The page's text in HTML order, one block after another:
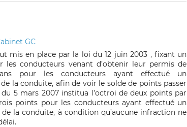
GC
mis en place par la loi du 12 juin 2003 , fixant un
les conducteurs venant d’obtenir leur permis de
pour les conducteurs ayant effectué un
la conduite, afin de voir le solde de points passer
5 mars 2007 institua l’octroi de deux points par
points pour les conducteurs ayant effectué un
la conduite, à condition qu’aucune infraction ne